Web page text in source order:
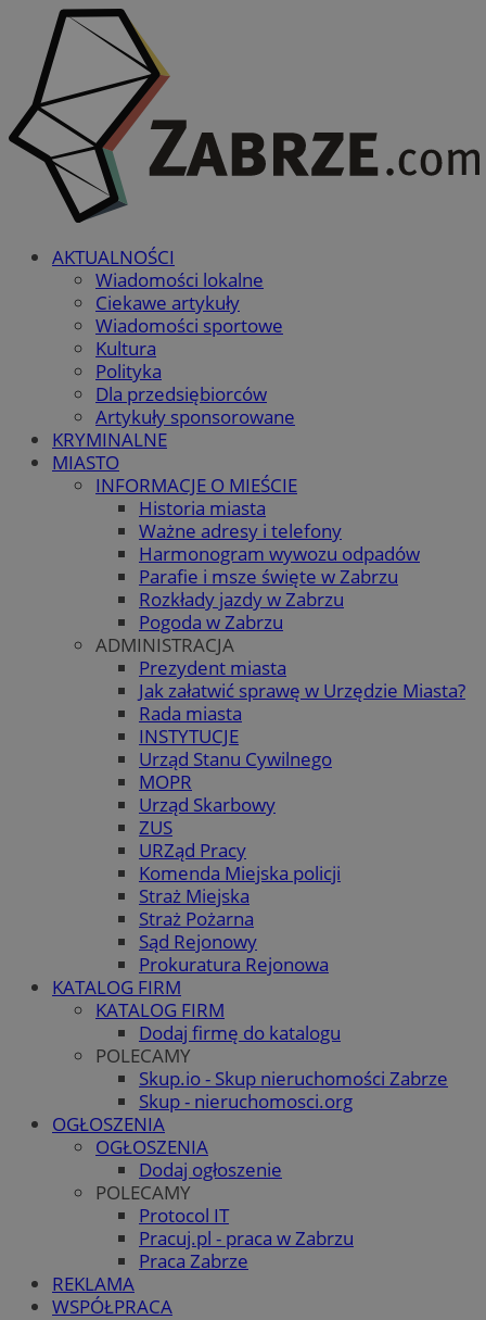
AKTUALNOŚCI
Wiadomości lokalne
Ciekawe artykuły
Wiadomości sportowe
Kultura
Polityka
Dla przedsiębiorców
Artykuły sponsorowane
KRYMINALNE
MIASTO
INFORMACJE O MIEŚCIE
Historia miasta
Ważne adresy i telefony
Harmonogram wywozu odpadów
Parafie i msze święte w Zabrzu
Rozkłady jazdy w Zabrzu
Pogoda w Zabrzu
ADMINISTRACJA
Prezydent miasta
Jak załatwić sprawę w Urzędzie Miasta?
Rada miasta
INSTYTUCJE
Urząd Stanu Cywilnego
MOPR
Urząd Skarbowy
ZUS
URZąd Pracy
Komenda Miejska policji
Straż Miejska
Straż Pożarna
Sąd Rejonowy
Prokuratura Rejonowa
KATALOG FIRM
KATALOG FIRM
Dodaj firmę do katalogu
POLECAMY
Skup.io - Skup nieruchomości Zabrze
Skup - nieruchomosci.org
OGŁOSZENIA
OGŁOSZENIA
Dodaj ogłoszenie
POLECAMY
Protocol IT
Pracuj.pl - praca w Zabrzu
Praca Zabrze
REKLAMA
WSPÓŁPRACA